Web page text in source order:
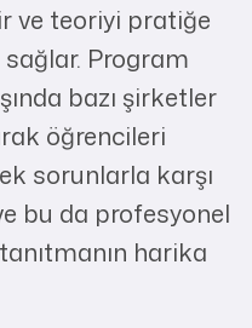
ve teoriyi pratiğe
Program
bazı şirketler
öğrencileri
sorunlarla karşı
bu da profesyonel
harika